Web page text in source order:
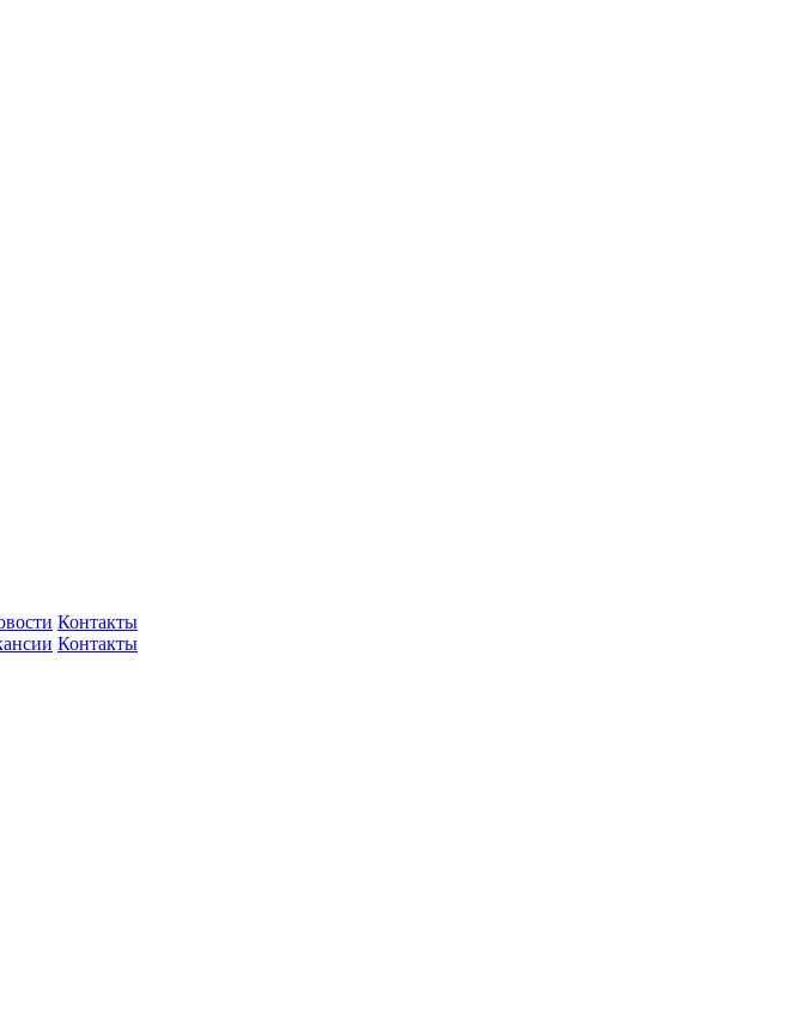
Контакты
Контакты